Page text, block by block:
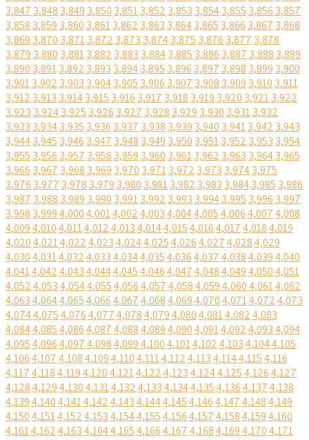
3,847 3,848 3,849 3,850 3,8513,852 3,853 3,8543,855 3,856 3,857
3,858 3,859 3,860 3,8613,862 3,863 3,8643,865 3,866 3,867 3,868
3,869 3,870 3,8713,872 3,873 3,8743,875 3,876 3,877 3,878
3,879 3,880 3,8813,882 3,883 3,8843,885 3,886 3,887 3,888 3,889
3,890 3,8913,892 3,893 3,8943,895 3,896 3,897 3,898 3,899 3,900
3,9013,902 3,903 3,9043,905 3,906 3,907 3,908 3,909 3,910 3,911
3,912 3,913 3,9143,915 3,916 3,917 3,918 3,919 3,920 3,9213,922
3,923 3,9243,925 3,926 3,927 3,928 3,929 3,930 3,9313,932
3,933 3,9343,935 3,936 3,937 3,938 3,939 3,940 3,9413,942 3,943
3,9443,945 3,946 3,947 3,948 3,949 3,950 3,9513,952 3,953 3,954
3,955 3,956 3,957 3,958 3,959 3,960 3,9613,962 3,963 3,9643,965
3,966 3,967 3,968 3,969 3,970 3,9713,972 3,973 3,9743,975
3,976 3,977 3,978 3,979 3,980 3,9813,982 3,983 3,9843,985 3,986
3,987 3,988 3,989 3,990 3,9913,992 3,993 3,9943,995 3,996 3,997
3,998 3,9994,0004,0014,0024,0034,0044,0054,0064,0074,008
4,0094,0104,0114,0124,0134,0144,0154,0164,0174,0184,019
4,0204,0214,0224,0234,0244,0254,0264,0274,0284,029
4,0304,0314,0324,0334,0344,0354,0364,0374,0384,0394,040
4,0414,0424,0434,0444,0454,0464,0474,0484,0494,0504,051
4,0524,0534,0544,0554,0564,0574,0584,0594,0604,0614,062
4,0634,0644,0654,0664,0674,0684,0694,0704,0714,0724,073
4,0744,0754,0764,0774,0784,0794,0804,0814,0824,083
4,0844,0854,0864,0874,0884,0894,0904,0914,0924,0934,094
4,0954,0964,0974,0984,0994,1004,1014,1024,1034,1044,105
4,1064,1074,1084,1094,1104,1114,1124,1134,1144,1154,116
4,1174,1184,1194,1204,1214,1224,1234,1244,1254,1264,127
4,1284,1294,1304,1314,1324,1334,1344,1354,1364,1374,138
4,1394,1404,1414,1424,1434,1444,1454,1464,1474,1484,149
4,1504,1514,1524,1534,1544,1554,1564,1574,1584,1594,160
4,1614,1624,1634,1644,1654,1664,1674,1684,1694,1704,171